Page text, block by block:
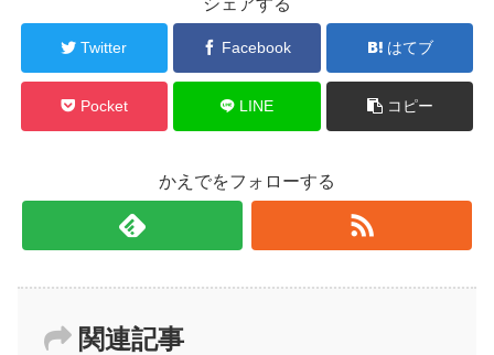
Twitter Facebook はてブ
Pocket LINE コピー
かえでをフォローする
関連記事